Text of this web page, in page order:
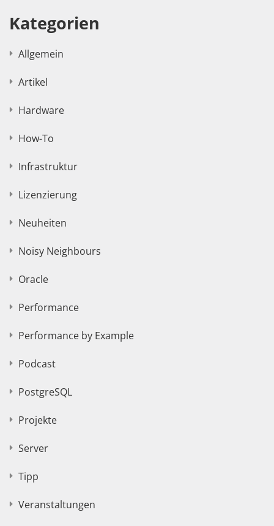
Kategorien
Allgemein
Artikel
Hardware
How-To
Infrastruktur
Lizenzierung
Neuheiten
Noisy Neighbours
Oracle
Performance
Performance by Example
Podcast
PostgreSQL
Projekte
Server
Tipp
Veranstaltungen